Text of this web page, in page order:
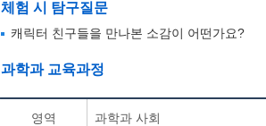
체험 시 탐구질문
캐릭터 친구들을 만나본 소감이 어떤가요?
과학과 교육과정
영역 과학과 사회